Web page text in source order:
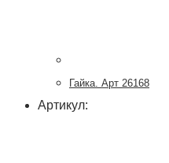
Гайка. Арт 26168
Артикул: